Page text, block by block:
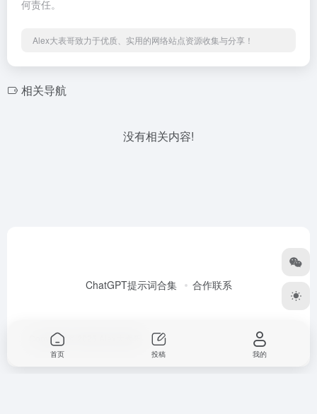
何责任。
Alex大表哥致力于优质、实用的网络站点资源收集与分享！
相关导航
没有相关内容!
ChatGPT提示词合集 合作联系
Copyright © 2026
首页 投稿 我的